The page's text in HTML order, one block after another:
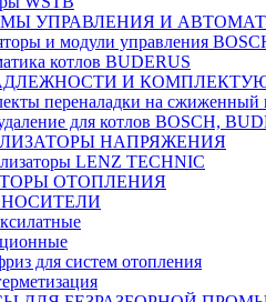
УПРАВЛЕНИЯ И
и модули управления
котлов BUDERUS
И
переналадки на сжиженный
для котлов BOSCH,
НАПРЯЖЕНИЯ
LENZ TECHNIC
ОТОПЛЕНИЯ
для систем отопления